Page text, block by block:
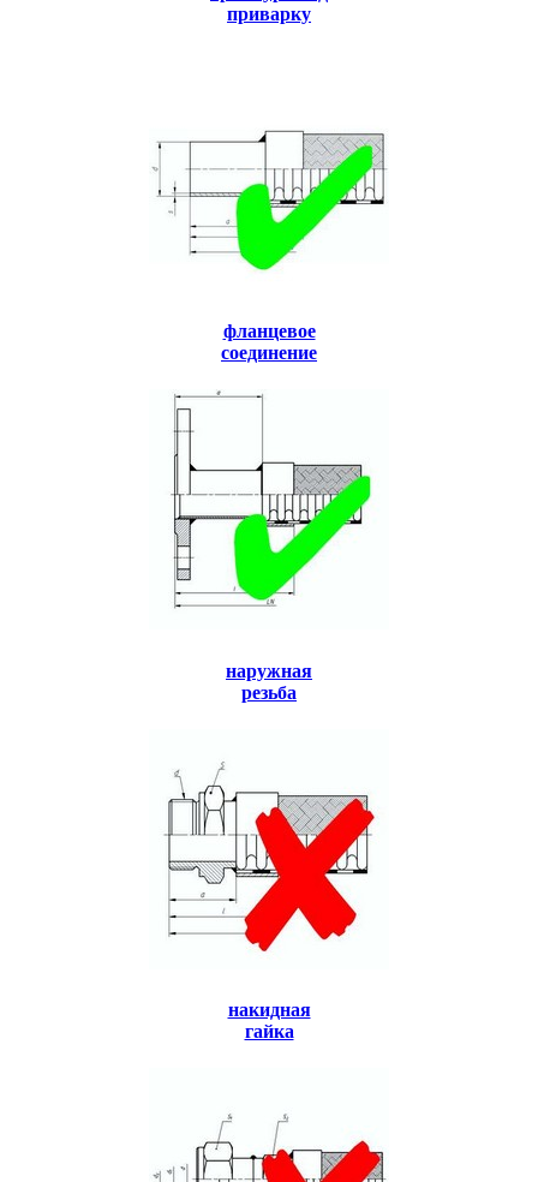
приварку
фланцевое
соединение
наружная
резьба
накидная
гайка